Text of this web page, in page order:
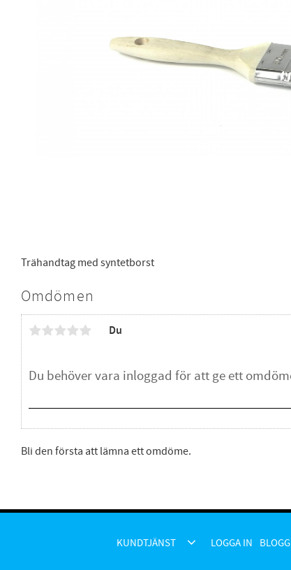
Trähandtag med syntetborst
Omdömen
Du
Bli den första att lämna ett omdöme.
KUNDTJÄNST LOGGA IN BLOGG